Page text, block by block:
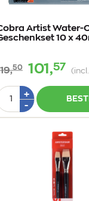
Artist Water-
10 x
50 101,57
+Plus
-Min
1